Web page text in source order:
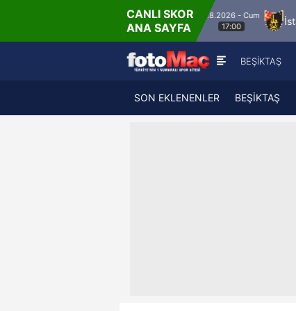
CANLI SKOR
ANA SAYFA
8.8.2026 - Cum
17:00
İstanbulspor
BEŞİKTAŞ
SON EKLENENLER BEŞİKTAŞ